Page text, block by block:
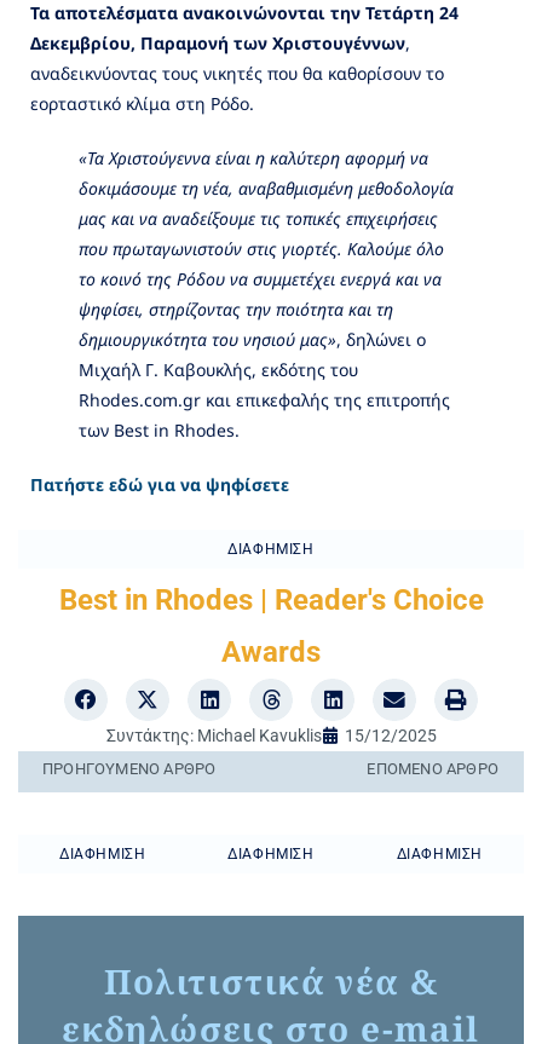
Τα αποτελέσματα ανακοινώνονται την Τετάρτη 24
Δεκεμβρίου, Παραμονή των Χριστουγέννων,
αναδεικνύοντας τους νικητές που θα καθορίσουν το
εορταστικό κλίμα στη Ρόδο.
«Τα Χριστούγεννα είναι η καλύτερη αφορμή να
δοκιμάσουμε τη νέα, αναβαθμισμένη μεθοδολογία
μας και να αναδείξουμε τις τοπικές επιχειρήσεις
που πρωταγωνιστούν στις γιορτές. Καλούμε όλο
το κοινό της Ρόδου να συμμετέχει ενεργά και να
ψηφίσει, στηρίζοντας την ποιότητα και τη
δημιουργικότητα του νησιού μας», δηλώνει ο
Μιχαήλ Γ. Καβουκλής, εκδότης του
Rhodes.com.gr και επικεφαλής της επιτροπής
των Best in Rhodes.
Πατήστε εδώ για να ψηφίσετε
ΔΙΑΦΉΜΙΣΗ
Best in Rhodes | Reader's Choice
Awards
Συντάκτης:Michael Kavuklis 15/12/2025
ΠΡΟΗΓΟΎΜΕΝO ΆΡΘΡΟ ΕΠΌΜΕΝΟ ΆΡΘΡΟ
ΔΙΑΦΉΜΙΣΗ ΔΙΑΦΉΜΙΣΗ ΔΙΑΦΉΜΙΣΗ
Πολιτιστικά νέα &
εκδηλώσεις στο e-mail